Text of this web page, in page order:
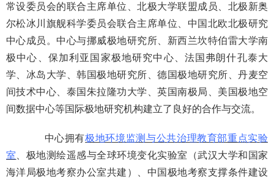
常设委员会的联合主席单位、北极大学联盟成员、北极新奥
尔松冰川旗舰科学委员会联合主席单位、中国北欧北极研究
中心成员。中心与挪威极地研究所、新西兰坎特伯雷大学南
极中心、保加利亚国家极地研究中心、法国弗朗什孔泰大
学、冰岛大学、韩国极地研究所、德国极地研究所、丹麦空
间技术中心、泰国朱拉隆功大学、英国南极局、美国极地空
间数据中心等国际极地研究机构建立了良好的合作与交流。
中心拥有极地环境监测与公共治理教育部重点实验
室 、极地测绘遥感与全球环境变化实验室（武汉大学和国家
海洋局极地考察办公室共建）、中国极地考察支撑条件建设